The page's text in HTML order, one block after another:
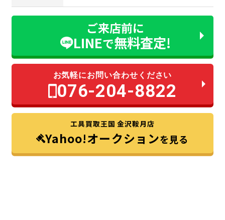
ご来店前に
LINEで無料査定!
お気軽にお問い合わせください
076-204-8822
工具買取王国 金沢鞍月店
Yahoo!オークションを見る